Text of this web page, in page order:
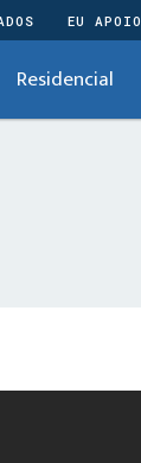
EU APOIO
Residencial